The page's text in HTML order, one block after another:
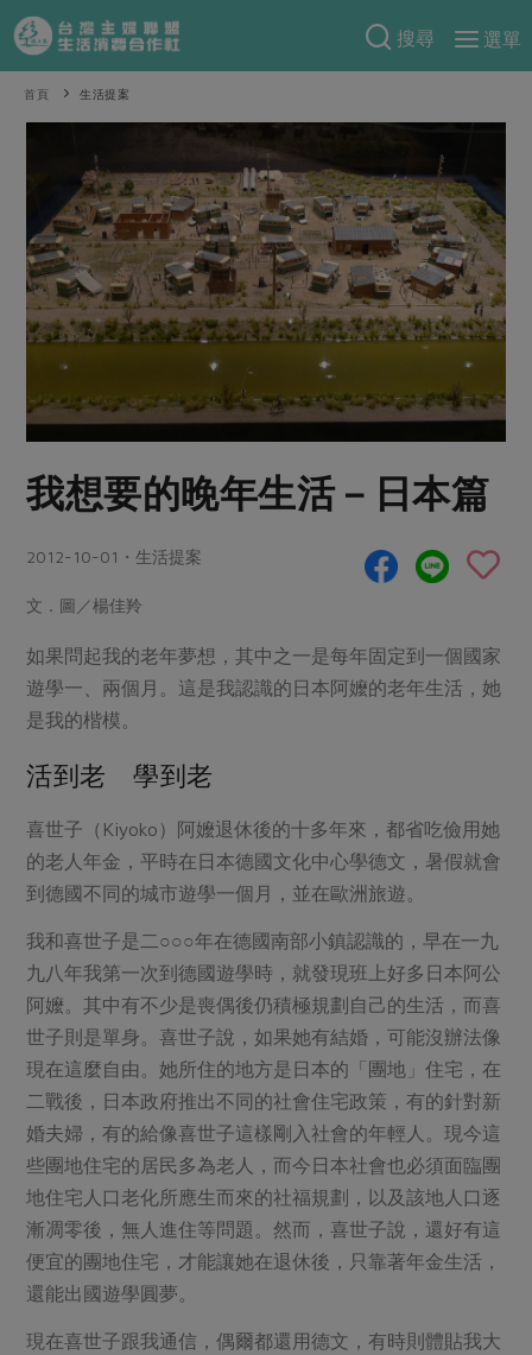
搜尋
選單
產品分類
當令水果
芽苗類 蕈菇類
辛香料類
奶蛋豆・五穀
豆製品 米麵雜糧
肉品・水產
調理食材・點心
調味醬料/南北貨 烘焙
保健食品
居家好物
美妝保養 個人清潔
家庭清潔 織品
日用品 圖書禮品
最新產品
優惠專區
素食專區
樂齡友善
食材
米食
麵食
肉食
海鮮
常備菜
蛋料理
醬料
湯品．鍋物
飲品
異國料理
年菜食譜
養身食補
節慶大餐
高麗菜海鮮煎餅
特別企畫
預購活動
把最好的台灣味帶回家！
2026年端午節預購圓滿結束
當季產品
合作25-經典快閃最後一週
合作25-精選產品第四彈
合作25-精選產品第三彈
更多當季產品
議題活動
30%rPET紅烏龍茶
2024農業發展計畫年度報告
更多議題活動
把最好的台灣味帶回家！
綠主張
觀點文章
主婦食堂 一籃菜真心話
社內大小事 合作聯合國
樂齡生活 親子食育
關注議題
減硝酸鹽 惜食
非基改運動 支持本土農糧
減添加物
公益金 食農教育
更多議題
生活者e週報
綠主張月刊
典藏閱覽室
關於合作社
合作社組織
員工與求才
產品檢驗
自主把關
檢驗報告
硝酸鹽檢驗
合作社法規
社務專區
選舉專區
媒體報導
下載專區
地區活動
社務會議 地區活動
首頁 生活提案
我想要的晚年生活－日本篇
2012-10-01・生活提案
文．圖／楊佳羚
如果問起我的老年夢想，其中之一是每年固定到一個國家
遊學一、兩個月。這是我認識的日本阿嬤的老年生活，她
是我的楷模。
活到老 學到老
喜世子（Kiyoko）阿嬤退休後的十多年來，都省吃儉用她
的老人年金，平時在日本德國文化中心學德文，暑假就會
到德國不同的城市遊學一個月，並在歐洲旅遊。
我和喜世子是二○○○年在德國南部小鎮認識的，早在一九
九八年我第一次到德國遊學時，就發現班上好多日本阿公
阿嬤。其中有不少是喪偶後仍積極規劃自己的生活，而喜
世子則是單身。喜世子說，如果她有結婚，可能沒辦法像
現在這麼自由。她所住的地方是日本的「團地」住宅，在
二戰後，日本政府推出不同的社會住宅政策，有的針對新
婚夫婦，有的給像喜世子這樣剛入社會的年輕人。現今這
些團地住宅的居民多為老人，而今日本社會也必須面臨團
地住宅人口老化所應生而來的社福規劃，以及該地人口逐
漸凋零後，無人進住等問題。然而，喜世子說，還好有這
便宜的團地住宅，才能讓她在退休後，只靠著年金生活，
還能出國遊學圓夢。
現在喜世子跟我通信，偶爾都還用德文，有時則體貼我大